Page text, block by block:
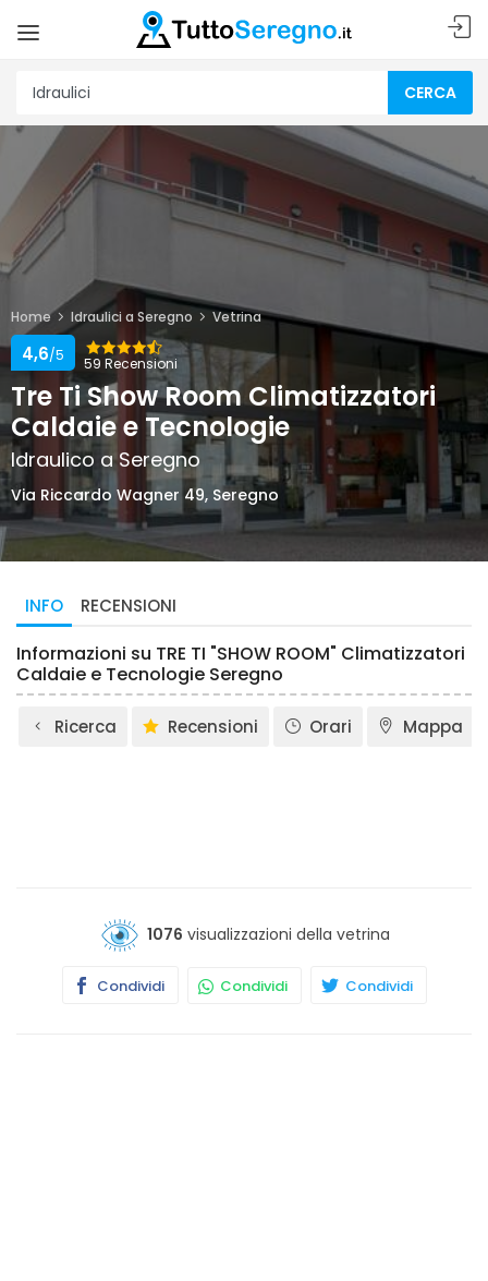
CERCA
Home Idraulici a Seregno Vetrina
59 Recensioni
4,6/5
Tre Ti Show Room Climatizzatori
Caldaie e Tecnologie
Idraulico a Seregno
Via Riccardo Wagner 49, Seregno
INFO RECENSIONI
Informazioni su TRE TI "SHOW ROOM" Climatizzatori
Caldaie e Tecnologie Seregno
Ricerca Recensioni Orari Mappa
1076 visualizzazioni della vetrina
Condividi Condividi Condividi